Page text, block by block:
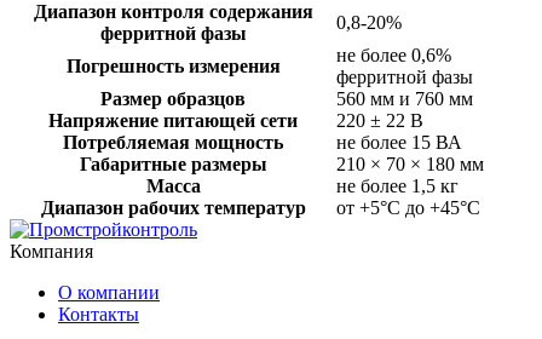
Диапазон контроля содержания
ферритной фазы
0,8-20%
Погрешность измерения
не более 0,6%
ферритной фазы
Размер образцов
560 мм и 760 мм
Напряжение питающей сети
220 ± 22 В
Потребляемая мощность
не более 15 ВА
Габаритные размеры
210 × 70 × 180 мм
Масса
не более 1,5 кг
Диапазон рабочих температур
от +5°С до +45°С
Компания
О компании
Контакты